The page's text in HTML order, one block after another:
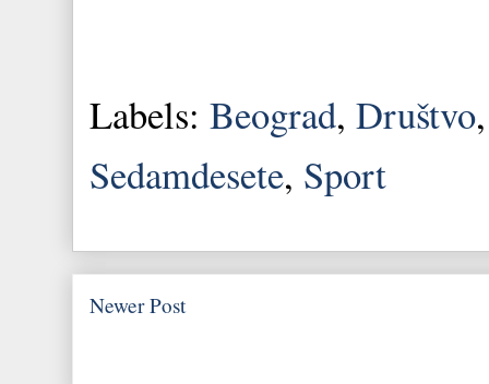
Labels: Beograd, Društvo
Sedamdesete, Sport
Newer Post